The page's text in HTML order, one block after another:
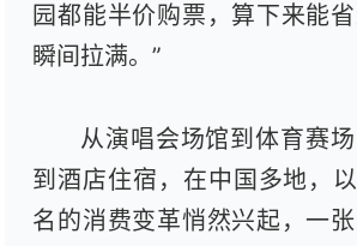
园都能半价购票，算下来能
瞬间拉满。”
从演唱会场馆到体育赛
到酒店住宿，在中国多地，
名的消费变革悄然兴起，一